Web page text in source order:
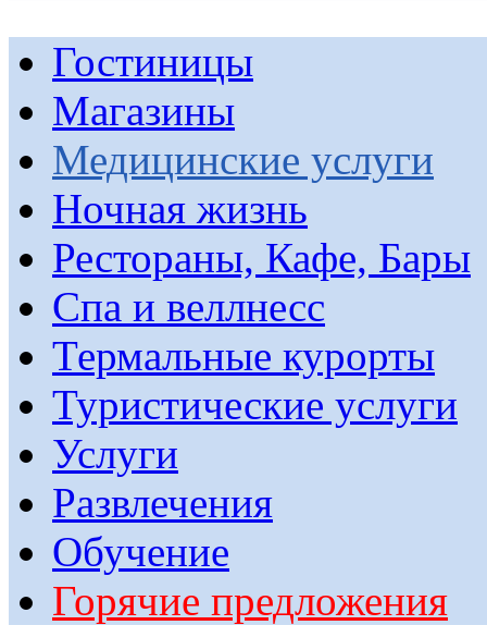
Гостиницы
Магазины
Медицинские услуги
Ночная жизнь
Рестораны, Кафе, Бары
Спа и веллнесс
Термальные курорты
Туристические услуги
Услуги
Развлечения
Обучение
Горячие предложения